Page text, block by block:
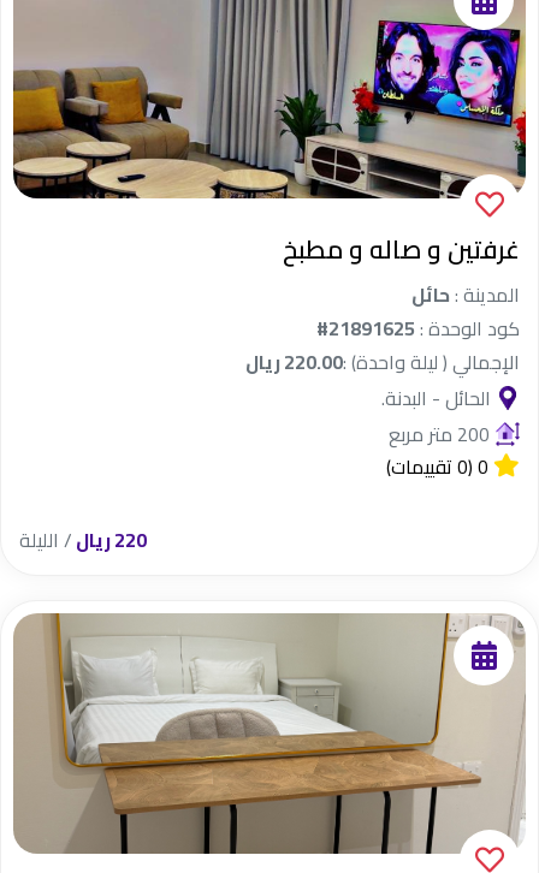
غرفتين و صاله و مطبخ
المدينة :حائل
كود الوحدة :#21891625
الإجمالي ( ليلة واحدة) :220.00 ريال
الحائل - البدنة.
200 متر مربع
0(0 تقييمات)
220 ريال / الليلة